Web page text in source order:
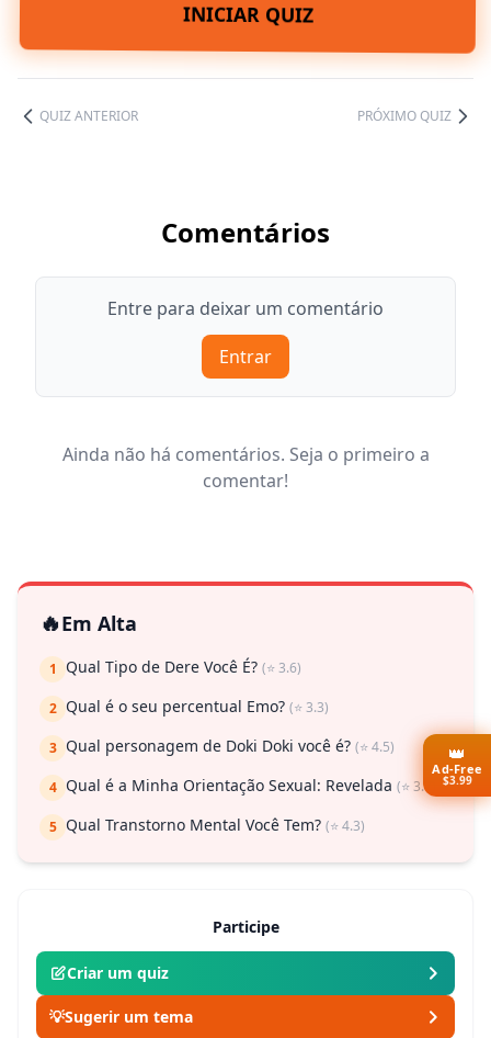
INICIAR QUIZ
QUIZ ANTERIOR PRÓXIMO QUIZ
Comentários
Entre para deixar um comentário
Entrar
Ainda não há comentários. Seja o primeiro a
comentar!
🔥Em Alta
1 Qual Tipo de Dere Você É? (⭐ 3.6)
2 Qual é o seu percentual Emo? (⭐ 3.3)
3 Qual personagem de Doki Doki você é? (⭐ 4.5)
4 Qual é a Minha Orientação Sexual: Revelada (⭐ 3.7)
5 Qual Transtorno Mental Você Tem? (⭐ 4.3)
Participe
Criar um quiz
💡Sugerir um tema
👑
Ad-Free
$3.99